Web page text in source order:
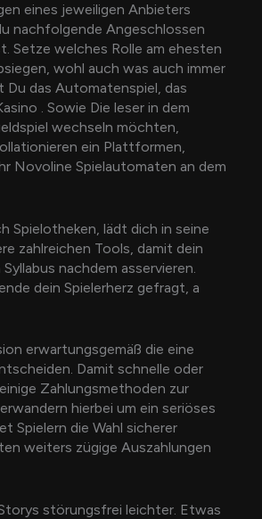
eines jeweiligen Anbieters
nachfolgende Angeschlossen
Setze welches Rolle am ehesten
wohl auch was auch immer
das Automatenspiel, das
. Sowie Die leser in dem
wechseln möchten,
ein Plattformen,
Novoline Spielautomaten an dem
Spielotheken, lädt dich in seine
zahlreichen Tools, damit dein
nachdem asservieren.
dein Spielerherz gefragt, a
erwartungsgemäß die eine
Damit schnelle oder
Zahlungsmethoden zur
hierbei um ein seriöses
Spielern die Wahl sicherer
weiters zügige Auszahlungen
störungsfrei leichter. Etwas